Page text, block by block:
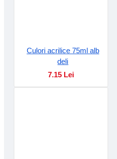
Culori acrilice 75ml alb
deli
7.15 Lei